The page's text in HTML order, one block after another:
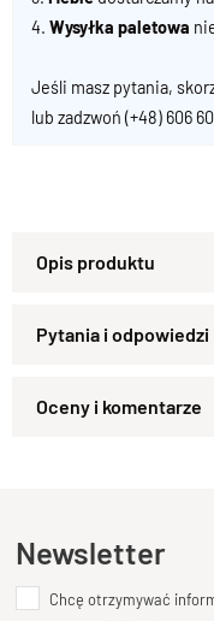
4. Wysyłka paletowa
Jeśli masz pytania,
lub zadzwoń (+48) 606
litego drewna
nogach z prostych bali,
Solidna rama
Zapytaj o produkt
Dodaj opinię o
Newsletter
Chcę otrzymywać